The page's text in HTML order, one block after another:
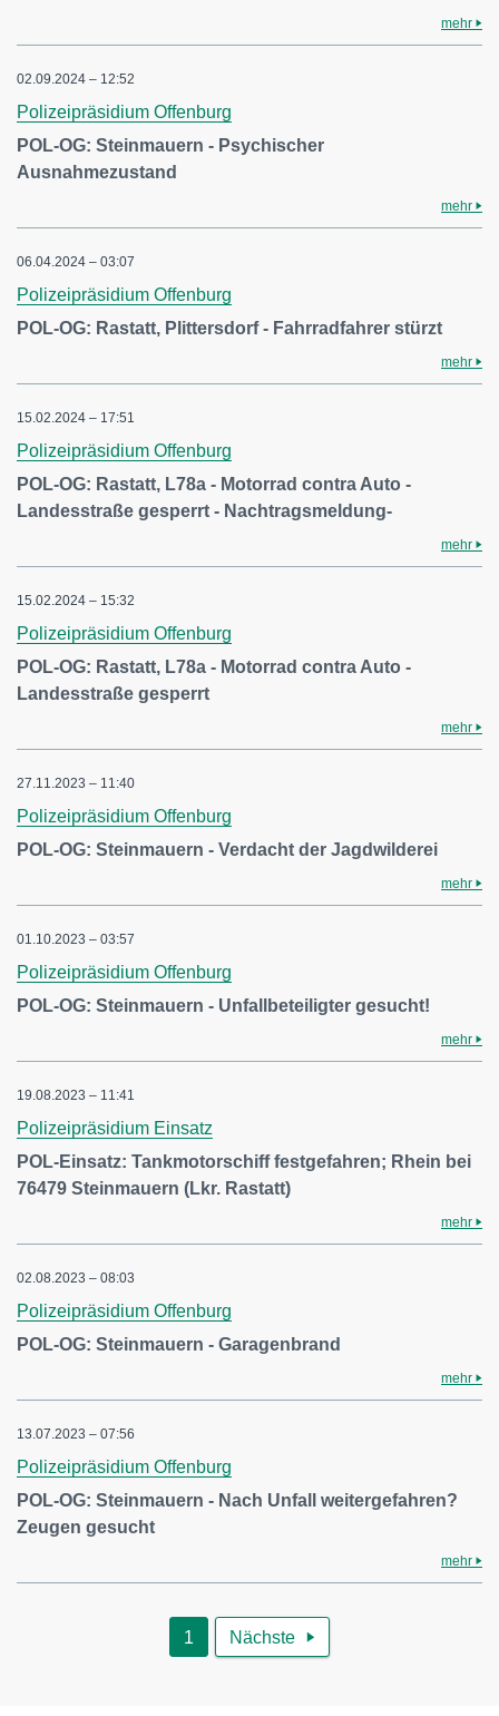
mehr
02.09.2024 – 12:52
Polizeipräsidium Offenburg
POL-OG: Steinmauern - Psychischer
Ausnahmezustand
mehr
06.04.2024 – 03:07
Polizeipräsidium Offenburg
POL-OG: Rastatt, Plittersdorf - Fahrradfahrer stürzt
mehr
15.02.2024 – 17:51
Polizeipräsidium Offenburg
POL-OG: Rastatt, L78a - Motorrad contra Auto -
Landesstraße gesperrt - Nachtragsmeldung-
mehr
15.02.2024 – 15:32
Polizeipräsidium Offenburg
POL-OG: Rastatt, L78a - Motorrad contra Auto -
Landesstraße gesperrt
mehr
27.11.2023 – 11:40
Polizeipräsidium Offenburg
POL-OG: Steinmauern - Verdacht der Jagdwilderei
mehr
01.10.2023 – 03:57
Polizeipräsidium Offenburg
POL-OG: Steinmauern - Unfallbeteiligter gesucht!
mehr
19.08.2023 – 11:41
Polizeipräsidium Einsatz
POL-Einsatz: Tankmotorschiff festgefahren; Rhein bei
76479 Steinmauern (Lkr. Rastatt)
mehr
02.08.2023 – 08:03
Polizeipräsidium Offenburg
POL-OG: Steinmauern - Garagenbrand
mehr
13.07.2023 – 07:56
Polizeipräsidium Offenburg
POL-OG: Steinmauern - Nach Unfall weitergefahren?
Zeugen gesucht
mehr
1 Nächste 